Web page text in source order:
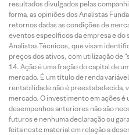
resultados divulgados pelas
forma, as opiniões dos Analistas
retornos dadas as condições de
eventos específicos da empresa e
Analistas Técnicos, que visam
preços dos ativos, com utilização de
Ação é uma fração do capital de
mercado. É um título de renda
rentabilidade não é preestabelecida,
mercado. O investimento em ações
desempenhos anteriores não são
futuros e nenhuma declaração ou
feita neste material em relação a